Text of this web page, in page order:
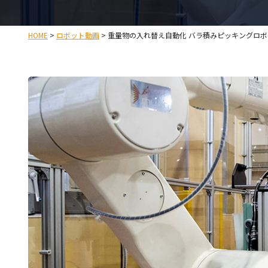
HOME > ロボット動画 > 重量物の入れ替え自動化 バラ積みピッキングロ